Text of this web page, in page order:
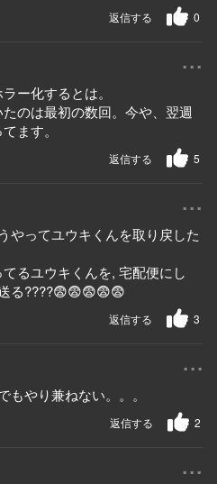
0
返信する
...
ー化するとは。
のは最初の数回。今や、翌週
ます。
5
返信する
...
やってユウキくんを取り戻した
るユウキくんを, 宅配便にし
る????😨😨😨😨😨
3
返信する
...
もやり兼ねない。。。
2
返信する
...